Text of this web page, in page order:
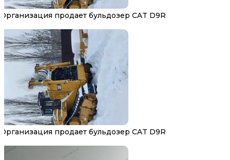
Организация продает бульдозер CAT D9R
Организация продает бульдозер CAT D9R